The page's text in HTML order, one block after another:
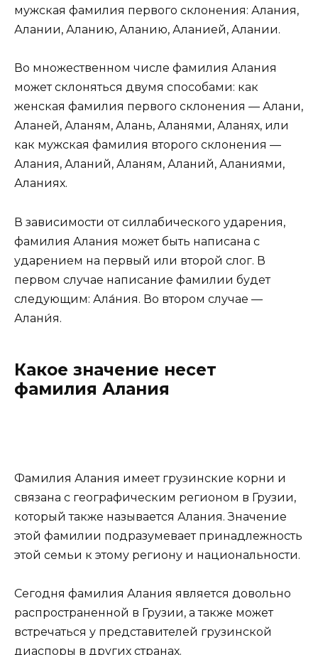
мужская фамилия первого склонения: Алания,
Алании, Аланию, Аланию, Аланией, Алании.
Во множественном числе фамилия Алания
может склоняться двумя способами: как
женская фамилия первого склонения — Алани,
Аланей, Аланям, Алань, Аланями, Аланях, или
как мужская фамилия второго склонения —
Алания, Аланий, Аланям, Аланий, Аланиями,
Аланиях.
В зависимости от силлабического ударения,
фамилия Алания может быть написана с
ударением на первый или второй слог. В
первом случае написание фамилии будет
следующим: Ала́ния. Во втором случае —
Алани́я.
Какое значение несет
фамилия Алания
Фамилия Алания имеет грузинские корни и
связана с географическим регионом в Грузии,
который также называется Алания. Значение
этой фамилии подразумевает принадлежность
этой семьи к этому региону и национальности.
Сегодня фамилия Алания является довольно
распространенной в Грузии, а также может
встречаться у представителей грузинской
диаспоры в других странах.